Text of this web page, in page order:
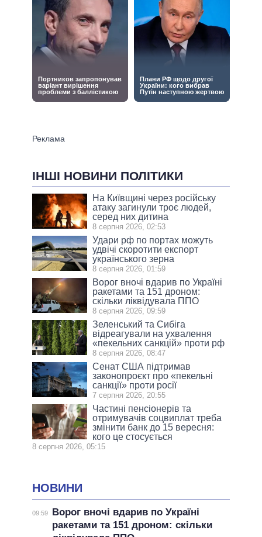
ІНШІ НОВИНИ ПОЛІТИКИ
На Київщині через російську
атаку загинули троє людей,
серед них дитина
8 серпня 2026, 02:53
Удари рф по портах можуть
удвічі скоротити експорт
українського зерна
8 серпня 2026, 01:59
Ворог вночі вдарив по Україні
ракетами та 151 дроном:
скільки ліквідувала ППО
8 серпня 2026, 09:59
Зеленський та Сибіга
відреагували на ухвалення
«пекельних санкцій» проти рф
8 серпня 2026, 08:47
Сенат США підтримав
законопроєкт про «пекельні
санкції» проти росії
7 серпня 2026, 20:55
Частині пенсіонерів та
отримувачів соцвиплат треба
змінити банк до 15 вересня:
кого це стосується
8 серпня 2026, 05:15
НОВИНИ
09:59
Ворог вночі вдарив по Україні
ракетами та 151 дроном: скільки